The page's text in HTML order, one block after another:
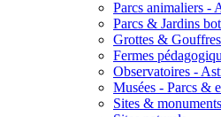
Parcs animaliers -
Parcs & Jardins
Grottes & Gouffres
Fermes
Observatoires -
Musées - Parcs &
Sites &